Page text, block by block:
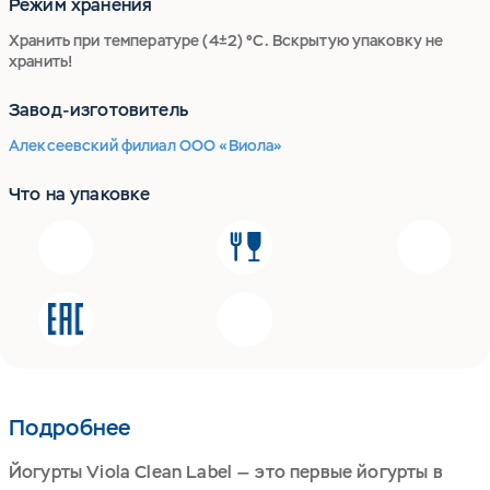
Режим хранения
Хранить при температуре (4±2) °С. Вскрытую упаковку не
хранить!
Завод-изготовитель
Алексеевский филиал ООО «Виола»
Что на упаковке
Подробнее
Йогурты Viola Clean Label — это первые йогурты в